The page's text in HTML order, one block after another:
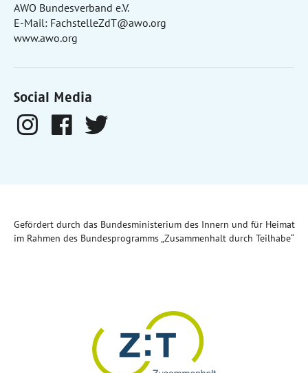
AWO Bundesverband e.V.
E-Mail: FachstelleZdT@awo.org
www.awo.org
Social Media
Gefördert durch das Bundesministerium des Innern und für Heimat
im Rahmen des Bundesprogramms „Zusammenhalt durch Teilhabe“